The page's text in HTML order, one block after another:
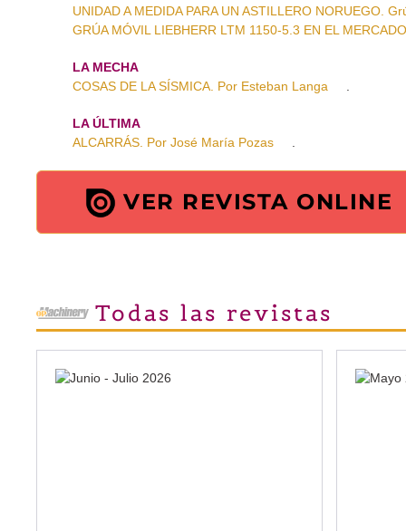
UNIDAD A MEDIDA PARA UN ASTILLERO NORUEGO.
GRÚA MÓVIL LIEBHERR LTM 1150-5.3 EN EL
LA MECHA
COSAS DE LA SÍSMICA. Por Esteban Langa
LA ÚLTIMA
ALCARRÁS. Por José María Pozas
VER REVISTA ONLINE
Todas las revistas